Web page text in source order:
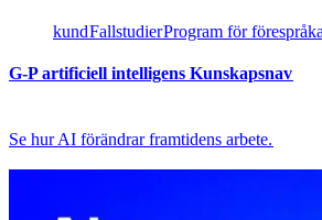
kund​​Fallstudier​​Program för
G-P artificiell intelligens Kunskapsnav​​
Se hur AI förändrar framtidens arbete.​​